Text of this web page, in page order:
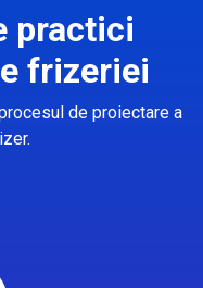
practici
frizeriei
de proiectare a